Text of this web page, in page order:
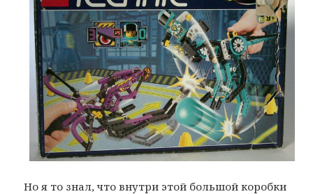
Но я то знал, что внутри этой большой коробки